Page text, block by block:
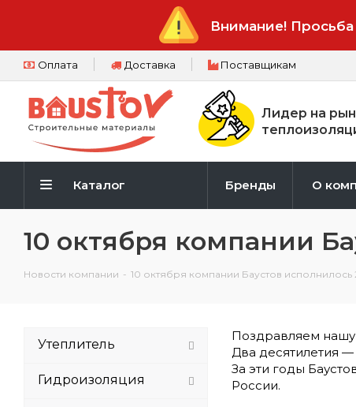
Внимание!
Оплата Доставка Поставщикам
Лидер на
Каталог Бренды О
10 октября компании
Новости компании - 10 октября компании Баустов исполнилось
Поздравляем нашу
Два десятилетия —
За эти годы
России.
Утеплитель
Гидроизоляция